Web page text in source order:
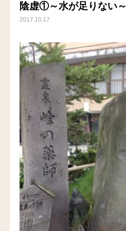
陰虚①～水が足りない～
2017.10.17
当院について
診療案内
スタッフ紹介
料金
アクセス
ブログ
リンク
気診の学校